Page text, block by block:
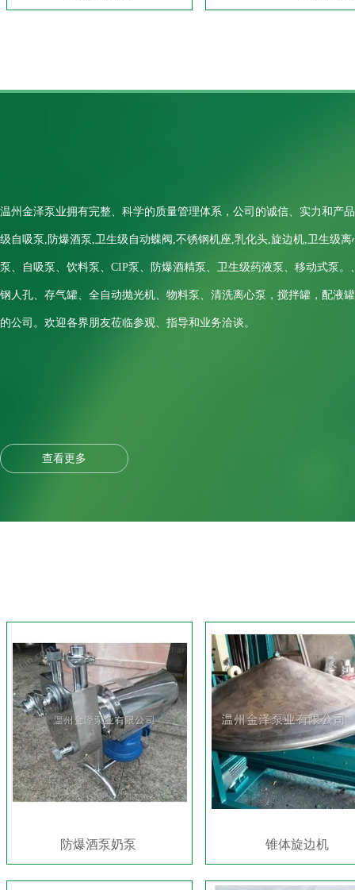
温州金泽泵业拥有完整、科学的质量管理体系，公司的诚信、实力和产
级自吸泵,防爆酒泵,卫生级自动蝶阀,不锈钢机座,乳化头,旋边机,卫生级
泵、自吸泵、饮料泵、CIP泵、防爆酒精泵、卫生级药液泵、移动式泵
钢人孔、存气罐、全自动抛光机、物料泵、清洗离心泵，搅拌罐，配液
的公司。欢迎各界朋友莅临参观、指导和业务洽谈。
查看更多
防爆酒泵奶泵 锥体旋边机